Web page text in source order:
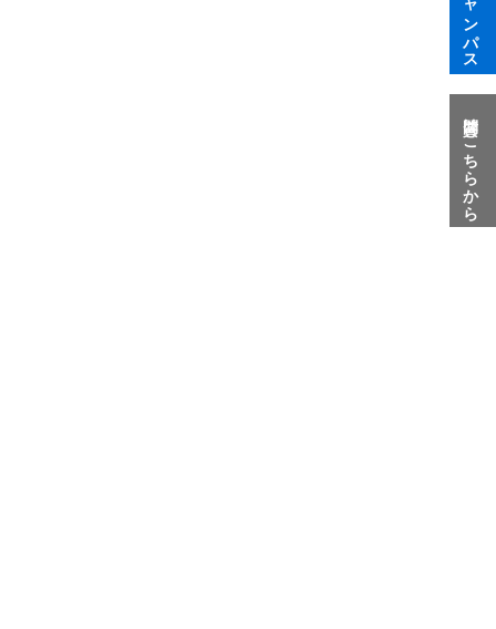
質問はこちらから